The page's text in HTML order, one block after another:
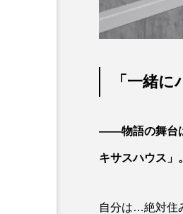
「一緒
――物語の舞台
キサスハウス」
自分は…絶対住